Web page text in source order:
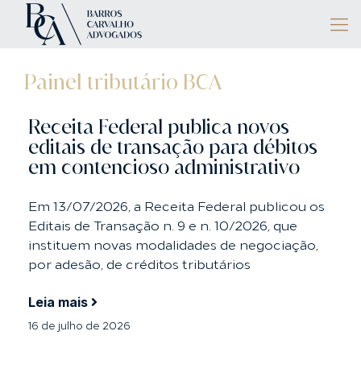
Painel tributário BCA
Receita Federal publica novos
editais de transação para débitos
em contencioso administrativo
Em 13/07/2026, a Receita Federal publicou os
Editais de Transação n. 9 e n. 10/2026, que
instituem novas modalidades de negociação,
por adesão, de créditos tributários
Leia mais
16 de julho de 2026